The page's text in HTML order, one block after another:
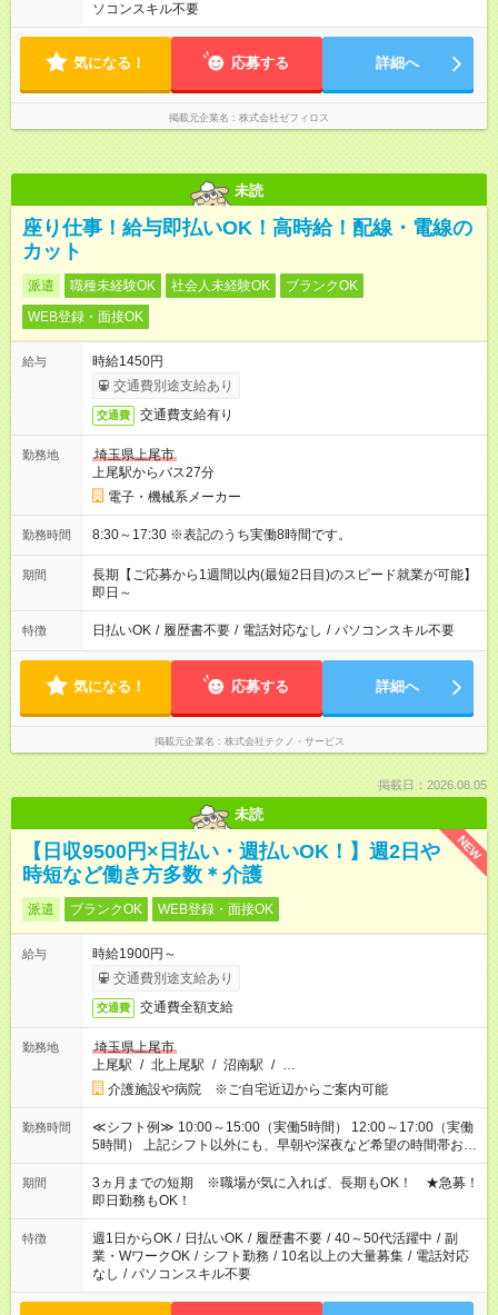
ソコンスキル不要
気になる！ 応募する 詳細へ
掲載元企業名 株式会社ゼフィロス
未読
座り仕事！給与即払いOK！高時給！配線・電線の
カット
派遣 職種未経験OK 社会人未経験OK
ブランクOK
WEB登録・面接OK
給与
時給1450円
交通費別途支給あり
交通費 交通費支給有り
勤務地
埼玉県上尾市
上尾駅からバス27分
電子・機械系メーカー
勤務時間 8:30～17:30 ※表記のうち実働8時間です。
期間
長期【ご応募から1週間以内(最短2日目)のスピード就業が可能】
即日～
特徴 日払いOK / 履歴書不要 / 電話対応なし / パソコンスキル不要
気になる！ 応募する 詳細へ
掲載元企業名 株式会社テクノ・サービス
掲載日：2026.08.05
未読
NEW
【日収9500円×日払い・週払いOK！】週2日や
時短など働き方多数＊介護
派遣 ブランクOK WEB登録・面接OK
給与
時給1900円～
交通費別途支給あり
交通費 交通費全額支給
勤務地
埼玉県上尾市
上尾駅 / 北上尾駅 / 沼南駅 / …
介護施設や病院 ※ご自宅近辺からご案内可能
勤務時間
≪シフト例≫ 10:00～15:00（実働5時間） 12:00～17:00（実働
5時間） 上記シフト以外にも、早朝や深夜など希望の時間帯お聞
かせください！ 事前に担当からヒアリングもしますので、ご安
心ください！
期間
3ヵ月までの短期 ※職場が気に入れば、長期もOK！ ★急募！
即日勤務もOK！
特徴 週1日からOK / 日払いOK / 履歴書不要 / 40～50代活躍中 / 副
業・WワークOK / シフト勤務 / 10名以上の大量募集 / 電話対応
なし / パソコンスキル不要